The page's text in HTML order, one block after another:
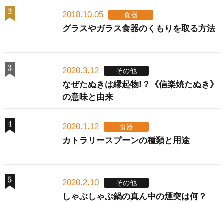
2018.10.05 食器
グラスやガラス食器のくもりを取る方法
2020.3.12 その他
なぜたぬきは縁起物!？《信楽焼たぬき》
の意味と由来
2020.1.12 食器
カトラリースプーンの種類と用途
2020.2.10 その他
しゃぶしゃぶ鍋の真ん中の煙突は何？